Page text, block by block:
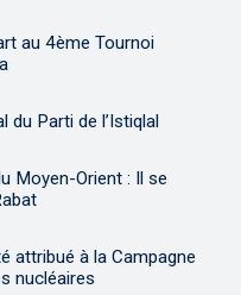
au 4ème Tournoi
du Parti de l’Istiqlal
Moyen-Orient : Il se
attribué à la Campagne
nucléaires